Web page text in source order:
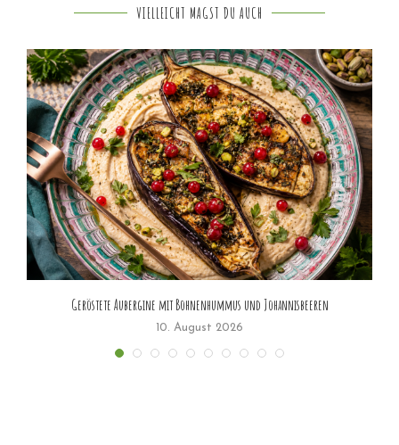
VIELLEICHT MAGST DU AUCH
Geröstete Aubergine mit Bohnenhummus und Johannisbeeren
10. August 2026